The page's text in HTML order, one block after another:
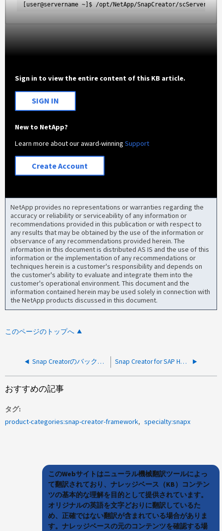
[user@servername ~]$ /opt/NetApp/SnapCreator/
Sign in to view the entire content of this KB article.
SIGN IN
New to NetApp?
Learn more about our award-winningSupport
Create Account
NetApp provides no representations or warranties regarding the
accuracy or reliability or serviceability of any information or
recommendations provided in this publication or with respect to
any results that may be obtained by the use of the information or
observance of any recommendations provided herein. The
information in this document is distributed AS IS and the use of this
information or the implementation of any recommendations or
techniques herein is a customer's responsibility and depends on
the customer's ability to evaluate and integrate them into the
customer's operational environment. This document and the
information contained herein may be used solely in connection with
the NetApp products discussed in this document.
このページのトップへ
Snap Creatorのバックアップが次のエラーで失敗します。java.net.ConnectException: Connection timed out：connect Snap Creator for SAP HANA のバックアップでは、 HANA のカタログからバックアップ ID が削除されます
おすすめの記事
タグ
product-categories:snap-creator-framework
specialty:snapx
このWebサイトはニューラル機械翻訳ツールによっ
て翻訳されており、ナレッジベース（KB）コンテン
ツの基本的な理解を目的として提供されています。
オリジナルの英語を文字どおりに翻訳しているた
め、正確ではない翻訳が含まれている場合がありま
す。ナレッジベースの元のコンテンツを確認する場